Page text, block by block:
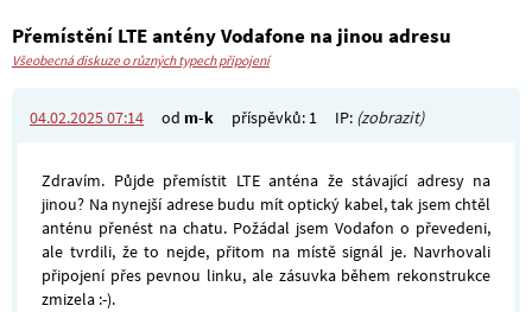
Přemístění LTE antény Vodafone na jinou adresu
Všeobecná diskuze o různých typech připojení
04.02.2025 07:14 od m-k příspěvků: 1 IP: (zobrazit)
Zdravím. Půjde přemístit LTE anténa že stávající adresy na
jinou? Na nynejší adrese budu mít optický kabel, tak jsem chtěl
anténu přenést na chatu. Požádal jsem Vodafon o převedeni,
ale tvrdili, že to nejde, přitom na místě signál je. Navrhovali
připojení přes pevnou linku, ale zásuvka během rekonstrukce
zmizela :-).